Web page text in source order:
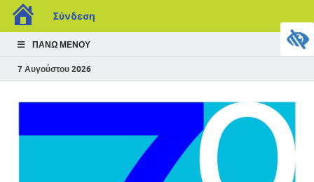
Σύνδεση
ΠΆΝΩ ΜΕΝΟΎ
7 Αυγούστου 2026